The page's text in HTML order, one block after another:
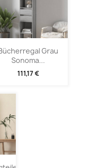
Grau
Sonoma...
111,17 €